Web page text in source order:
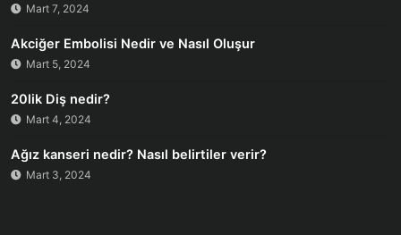
Mart 7, 2024
Akciğer Embolisi Nedir ve Nasıl Oluşur
Mart 5, 2024
20lik Diş nedir?
Mart 4, 2024
Ağız kanseri nedir? Nasıl belirtiler verir?
Mart 3, 2024